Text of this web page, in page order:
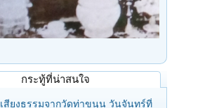
กระทู้ที่น่าสนใจ
เสียงธรรมจากวัดท่าขนุน วันจันทร์ที่